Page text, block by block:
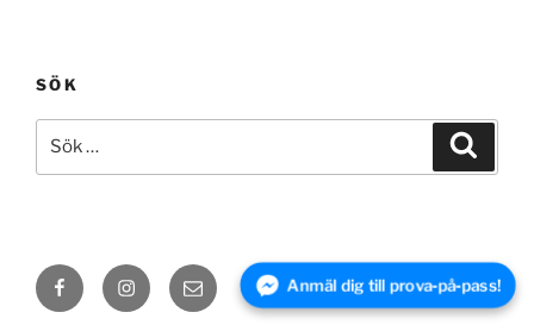
Anmäl dig till prova‑på‑pass!
SÖK
efter:
FacebookInstagram
E-
post